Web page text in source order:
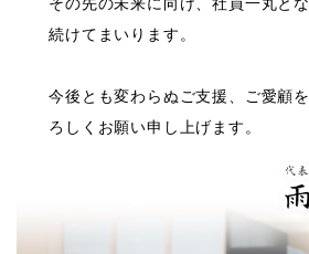
その先の未来に向け、社員一丸と
続けてまいります。
今後とも変わらぬご支援、ご愛顧
ろしくお願い申し上げます。